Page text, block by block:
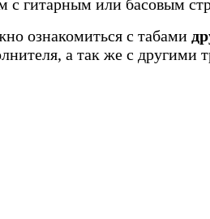
с гитарным или басовым
ознакомиться с табами
а так же с другими